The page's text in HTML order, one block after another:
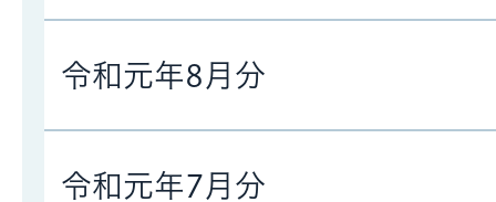
令和元年8月分
令和元年7月分